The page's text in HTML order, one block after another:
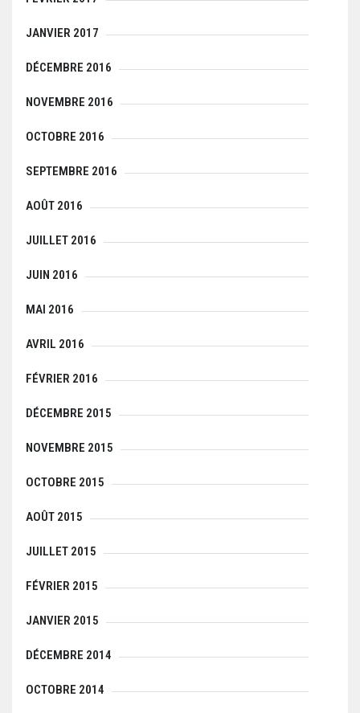
JANVIER 2017
DÉCEMBRE 2016
NOVEMBRE 2016
OCTOBRE 2016
SEPTEMBRE 2016
AOÛT 2016
JUILLET 2016
JUIN 2016
MAI 2016
AVRIL 2016
FÉVRIER 2016
DÉCEMBRE 2015
NOVEMBRE 2015
OCTOBRE 2015
AOÛT 2015
JUILLET 2015
FÉVRIER 2015
JANVIER 2015
DÉCEMBRE 2014
OCTOBRE 2014